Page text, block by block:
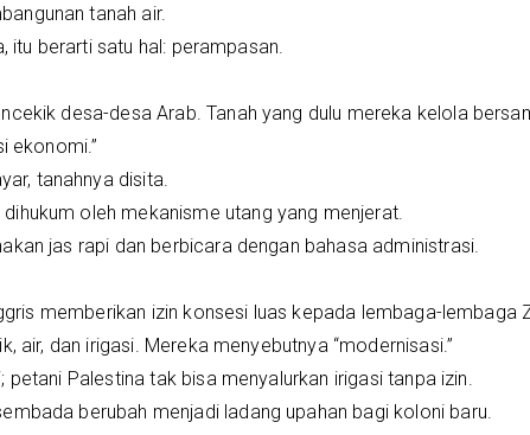
tanah air.
itu berarti satu hal: perampasan.
desa-desa Arab. Tanah yang dulu mereka kelola
ekonomi.”
tanahnya disita.
oleh mekanisme utang yang menjerat.
jas rapi dan berbicara dengan bahasa administrasi.
memberikan izin konsesi luas kepada lembaga-lembaga
air, dan irigasi. Mereka menyebutnya “modernisasi.”
petani Palestina tak bisa menyalurkan irigasi tanpa izin.
berubah menjadi ladang upahan bagi koloni baru.